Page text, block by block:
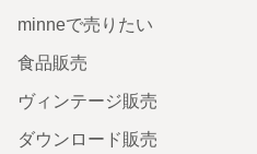
minneで売りたい
食品販売
ヴィンテージ販売
ダウンロード販売